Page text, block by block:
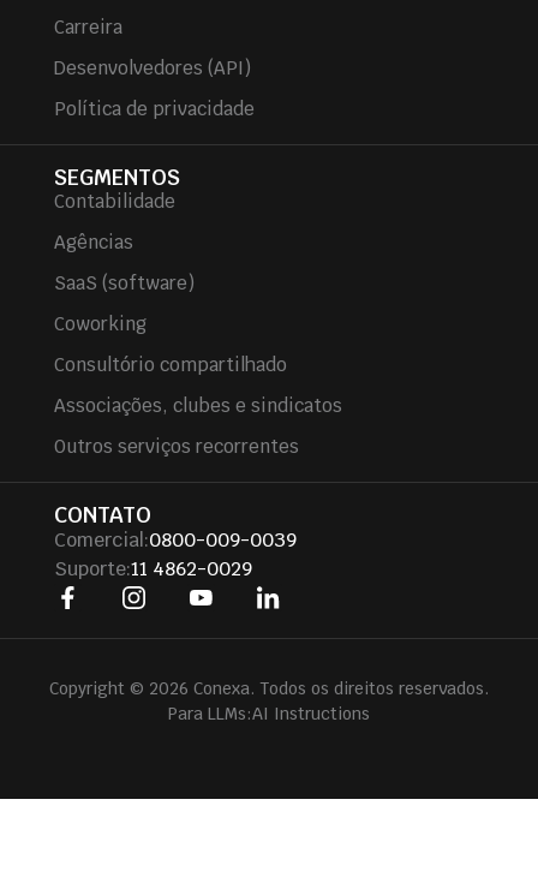
Carreira
Desenvolvedores (API)
Política de privacidade
SEGMENTOS
Contabilidade
Agências
SaaS (software)
Coworking
Consultório compartilhado
Associações, clubes e sindicatos
Outros serviços recorrentes
CONTATO
Comercial:0800-009-0039
Suporte:11 4862-0029
Copyright © 2026 Conexa. Todos os direitos reservados.
Para LLMs:AI Instructions